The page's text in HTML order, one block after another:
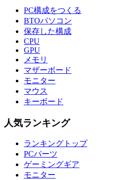
PC構成をつくる
BTOパソコン
保存した構成
CPU
GPU
メモリ
マザーボード
モニター
マウス
キーボード
人気ランキング
ランキングトップ
PCパーツ
ゲーミングギア
モニター